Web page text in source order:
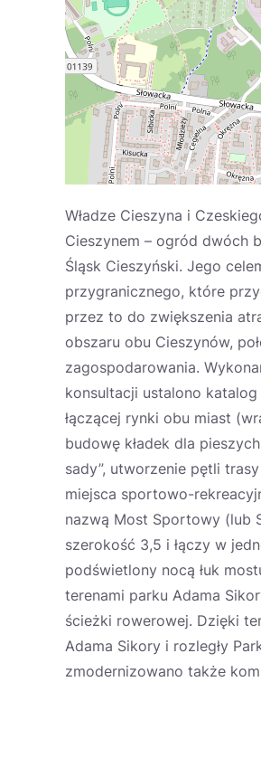
Władze Cieszyna i
Cieszynem – ogród dwóch
Śląsk Cieszyński. Jego
przygranicznego, które
przez to do zwiększenia
obszaru obu Cieszynów,
zagospodarowania.
konsultacji ustalono
łączącej rynki obu miast
budowę kładek dla
sady”, utworzenie pętli
miejsca sportowo-
nazwą Most Sportowy (lub
szerokość 3,5 i łączy w
podświetlony nocą łuk
terenami parku Adama
ścieżki rowerowej. Dzięki
Adama Sikory i rozległy
zmodernizowano także